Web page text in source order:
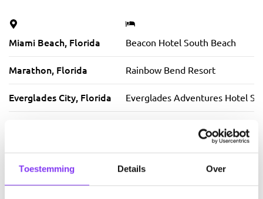
Toestemming Details Over
Miami Beach, Florida Beacon Hotel South Beach
Marathon, Florida Rainbow Bend Resort
Everglades City, Florida Everglades Adventures Hotel
Crystal River, Florida Holiday Inn Express Crystal River